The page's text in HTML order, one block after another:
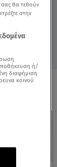
σας θα τεθούν
στην
ή/
διαφήμιση
κοινού